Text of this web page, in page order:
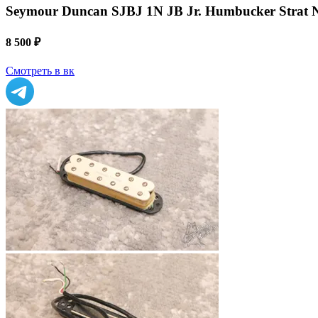
Seymour Duncan SJBJ 1N JB Jr. Humbucker Strat
8 500 ₽
Смотреть в вк